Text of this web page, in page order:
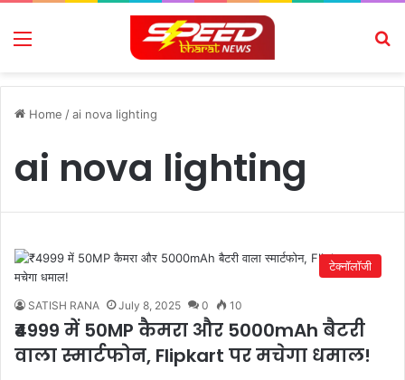
Menu
Home /ai nova lighting
ai nova lighting
टेक्नॉलॉजी
SATISH RANA July 8, 2025 0 10
₹4999 में 50MP कैमरा और 5000mAh बैटरी
वाला स्मार्टफोन, Flipkart पर मचेगा धमाल!